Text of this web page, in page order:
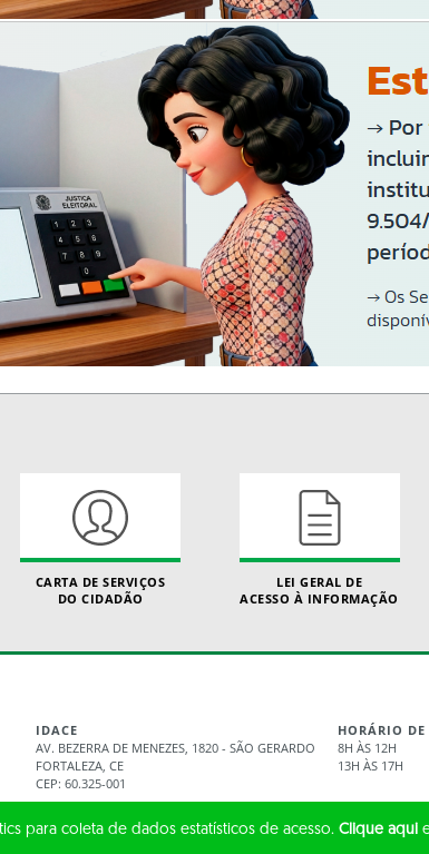
CARTA DE SERVIÇOS
DO CIDADÃO
LEI GERAL DE
ACESSO À INFORMAÇÃO
IDACE
AV. BEZERRA DE MENEZES, 1820 - SÃO GERARDO
FORTALEZA, CE
CEP: 60.325-001
HORÁRIO
8H ÀS 12H
13H ÀS 17H
para coleta de dados estatísticos de acesso. Clique aqui